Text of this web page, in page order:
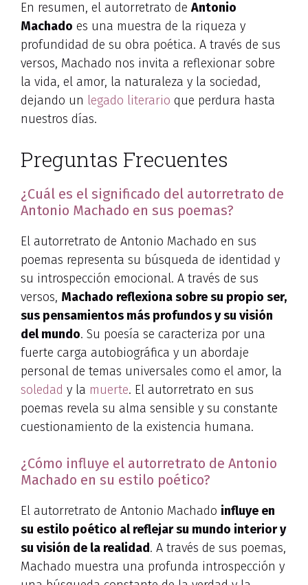
En resumen, el autorretrato de Antonio
Machado es una muestra de la riqueza y
profundidad de su obra poética. A través de sus
versos, Machado nos invita a reflexionar sobre
la vida, el amor, la naturaleza y la sociedad,
dejando un legado literario que perdura hasta
nuestros días.
Preguntas Frecuentes
¿Cuál es el significado del autorretrato de
Antonio Machado en sus poemas?
El autorretrato de Antonio Machado en sus
poemas representa su búsqueda de identidad y
su introspección emocional. A través de sus
versos, Machado reflexiona sobre su propio ser,
sus pensamientos más profundos y su visión
del mundo. Su poesía se caracteriza por una
fuerte carga autobiográfica y un abordaje
personal de temas universales como el amor, la
soledad y la muerte. El autorretrato en sus
poemas revela su alma sensible y su constante
cuestionamiento de la existencia humana.
¿Cómo influye el autorretrato de Antonio
Machado en su estilo poético?
El autorretrato de Antonio Machado influye en
su estilo poético al reflejar su mundo interior y
su visión de la realidad. A través de sus poemas,
Machado muestra una profunda introspección y